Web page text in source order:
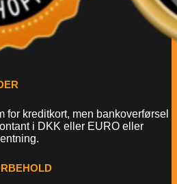
for kreditkort, men bankoverførsel
i DKK eller EURO eller